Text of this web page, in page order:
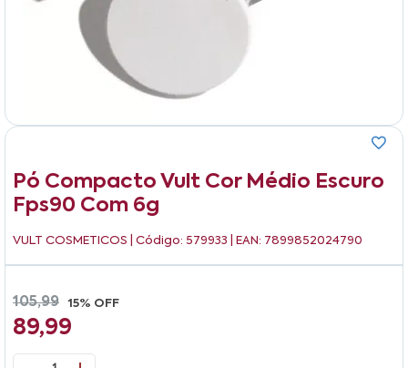
Pó Compacto Vult Cor Médio Escuro
Fps90 Com 6g
VULT COSMETICOS | Código: 579933 | EAN: 7899852024790
105,99 15% OFF
89,99